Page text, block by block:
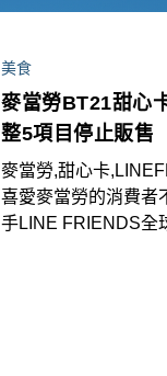
美食
麥當勞BT21甜心
整5項目停止販售
麥當勞,甜心卡
喜愛麥當勞的消費者
手LINE FRIENDS全